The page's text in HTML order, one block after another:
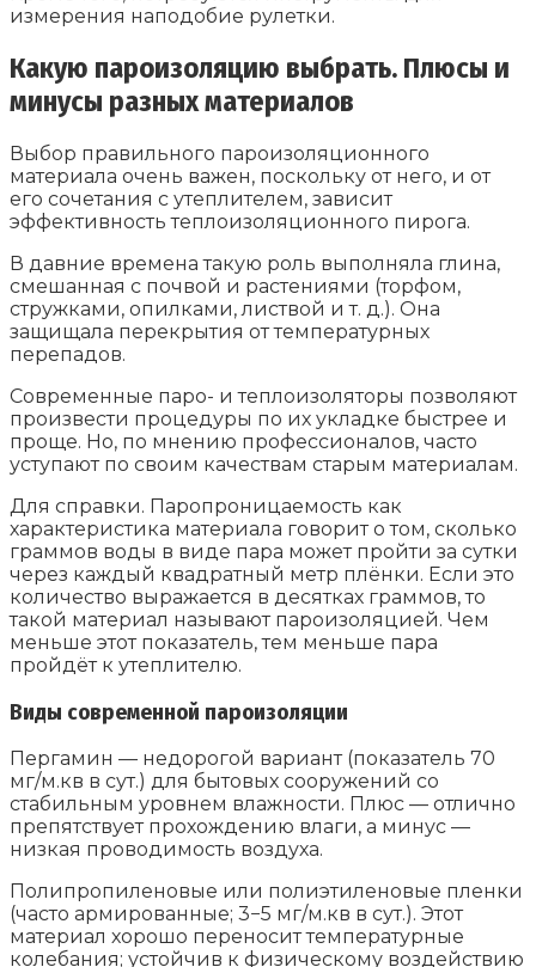
измерения наподобие рулетки.
Какую пароизоляцию выбрать. Плюсы и
минусы разных материалов
Выбор правильного пароизоляционного
материала очень важен, поскольку от него, и от
его сочетания с утеплителем, зависит
эффективность теплоизоляционного пирога.
В давние времена такую роль выполняла глина,
смешанная с почвой и растениями (торфом,
стружками, опилками, листвой и т. д.). Она
защищала перекрытия от температурных
перепадов.
Современные паро- и теплоизоляторы позволяют
произвести процедуры по их укладке быстрее и
проще. Но, по мнению профессионалов, часто
уступают по своим качествам старым материалам.
Для справки. Паропроницаемость как
характеристика материала говорит о том, сколько
граммов воды в виде пара может пройти за сутки
через каждый квадратный метр плёнки. Если это
количество выражается в десятках граммов, то
такой материал называют пароизоляцией. Чем
меньше этот показатель, тем меньше пара
пройдёт к утеплителю.
Виды современной пароизоляции
Пергамин — недорогой вариант (показатель 70
мг/м.кв в сут.) для бытовых сооружений со
стабильным уровнем влажности. Плюс — отлично
препятствует прохождению влаги, а минус —
низкая проводимость воздуха.
Полипропиленовые или полиэтиленовые пленки
(часто армированные; 3−5 мг/м.кв в сут.). Этот
материал хорошо переносит температурные
колебания; устойчив к физическому воздействию